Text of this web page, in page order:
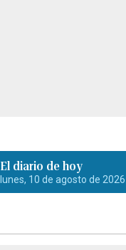
El diario de hoy
lunes, 10 de agosto de 2026